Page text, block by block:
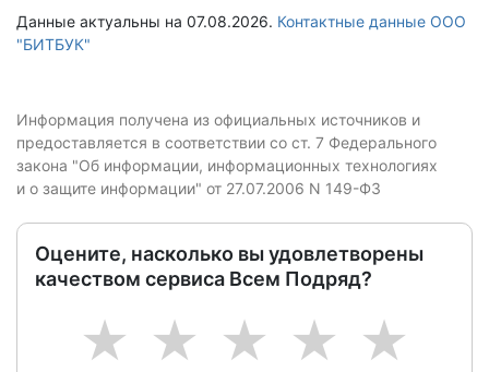
Данные актуальны на 07.08.2026. Контактные данные ООО
"БИТБУК"
Информация получена из официальных источников и
предоставляется в соответствии со ст. 7 Федерального
закона "Об информации, информационных технологиях
и о защите информации" от 27.07.2006 N 149-ФЗ
Оцените, насколько вы удовлетворены
качеством сервиса Всем Подряд?
5
4
3
2
1